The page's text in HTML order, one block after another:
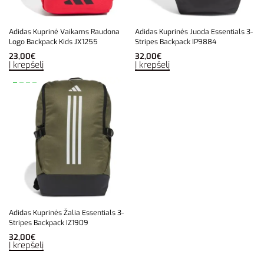
Adidas Kuprinė Vaikams Raudona
Logo Backpack Kids JX1255
23,00€
Į krepšelį
Adidas Kuprinės Juoda Essentials 3-
Stripes Backpack IP9884
32,00€
Į krepšelį
Adidas Kuprinės Žalia Essentials 3-
Stripes Backpack IZ1909
32,00€
Į krepšelį